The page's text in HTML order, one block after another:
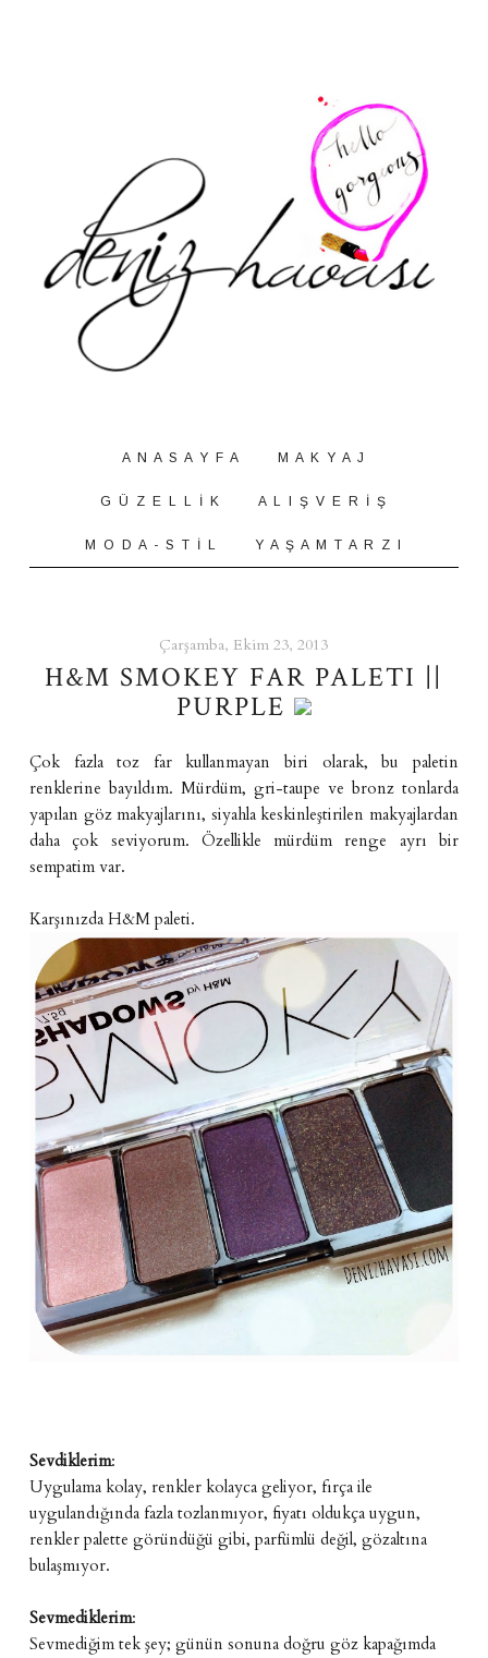
A N A S A Y F A M A K Y A J
G Ü Z E L L İ K A L I Ş V E R İ Ş
M O D A - S T İ L Y A Ş A M T A R Z I
Çarşamba, Ekim 23, 2013
H&M SMOKEY FAR PALETI ||
PURPLE
Çok fazla toz far kullanmayan biri olarak, bu paletin
renklerine bayıldım. Mürdüm, gri-taupe ve bronz tonlarda
yapılan göz makyajlarını, siyahla keskinleştirilen makyajlardan
daha çok seviyorum. Özellikle mürdüm renge ayrı bir
sempatim var.
Karşınızda H&M paleti.
Sevdiklerim:
Uygulama kolay, renkler kolayca geliyor, fırça ile
uygulandığında fazla tozlanmıyor, fiyatı oldukça uygun,
renkler palette göründüğü gibi, parfümlü değil, gözaltına
bulaşmıyor.
Sevmediklerim:
Sevmediğim tek şey; günün sonuna doğru göz kapağımda